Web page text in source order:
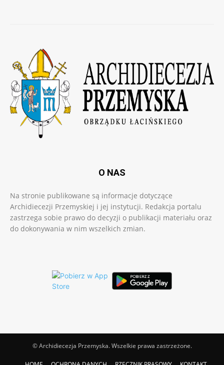
O NAS
Na stronie publikowane są informacje dotyczące
Archidiecezji Przemyskiej i jej instytucji. Redakcja portalu
zastrzega sobie prawo do decyzji o publikacji materiału oraz
do dokonywania w nim wszelkich zmian.
© Archidiecezja Przemyska. Wszelkie prawa zastrzeżone.